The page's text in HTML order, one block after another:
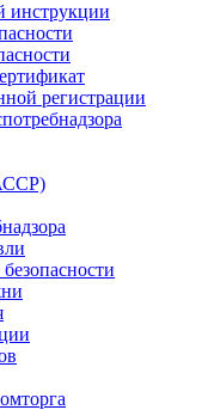
инструкции
регистрации